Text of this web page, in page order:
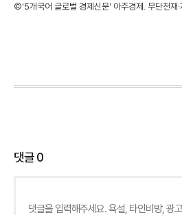
©'5개국어 글로벌 경제신문' 아주경제. 무단전재·
댓글0